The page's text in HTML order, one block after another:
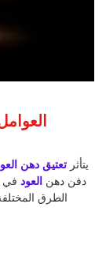
يتأثر تعتيق دهن
دفن دهن العود في
الطرق